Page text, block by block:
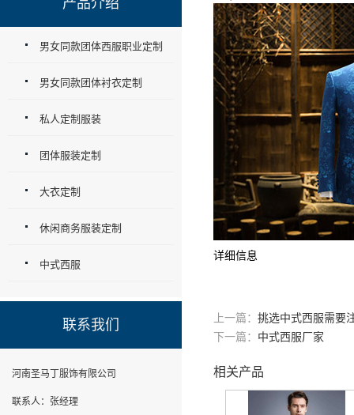
详细信息
上一篇： 挑选中式西服需要
下一篇： 中式西服厂家
相关产品
产品介绍
男女同款团体西服职业定制
男女同款团体衬衣定制
私人定制服装
团体服装定制
大衣定制
休闲商务服装定制
中式西服
联系我们
河南圣马丁服饰有限公司
联系人：张经理